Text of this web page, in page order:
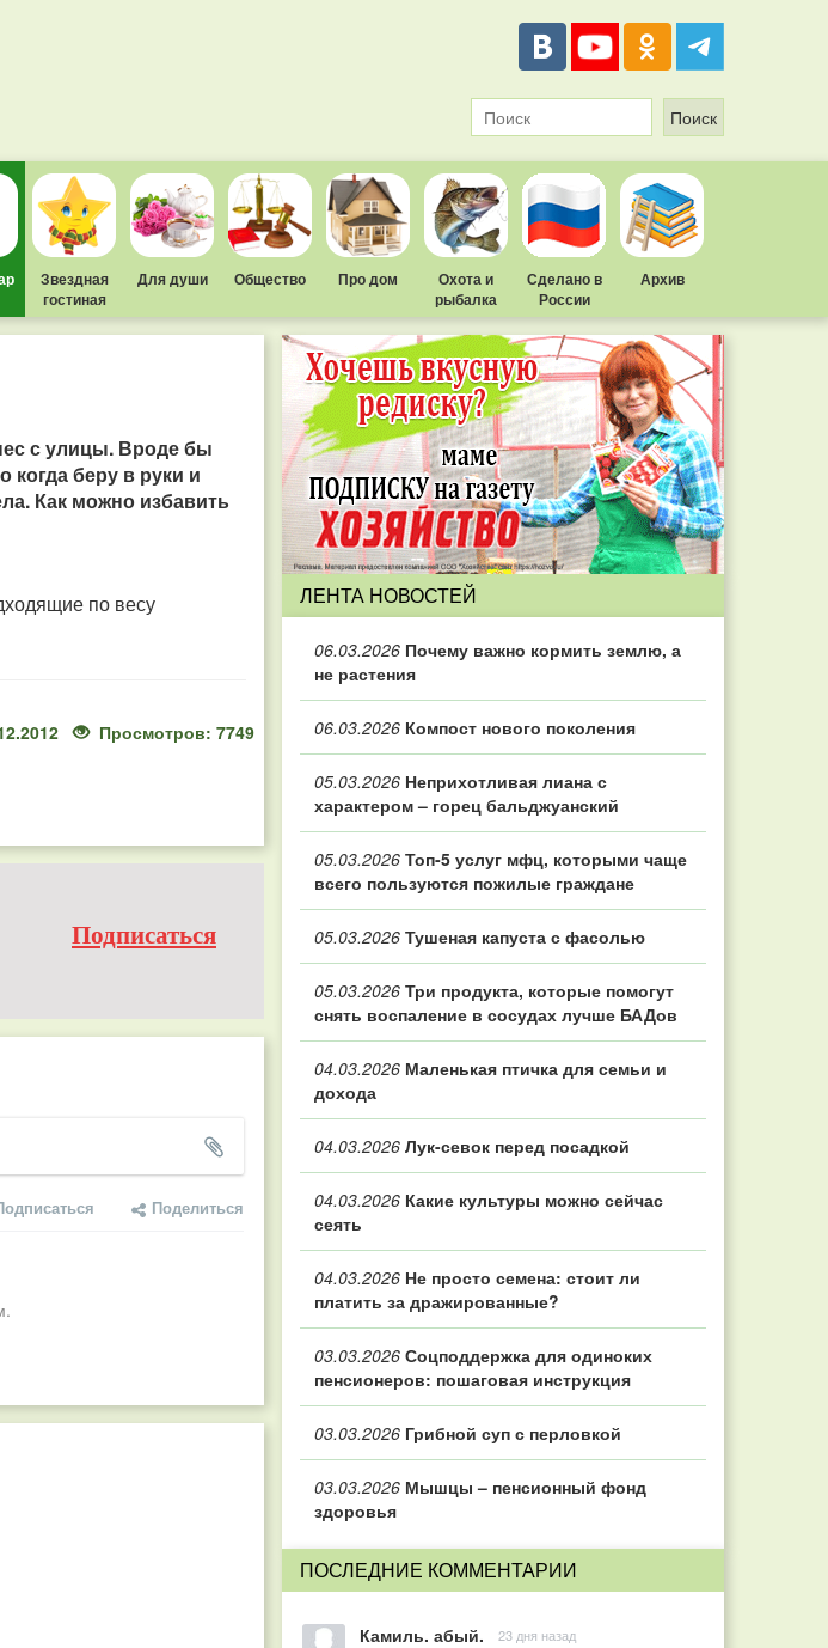
Звездная
гостиная
Для души Общество Про дом
Охота и
рыбалка
Сделано в
России
Архив
с улицы. Вроде бы
беру в руки и
Как можно избавить
по весу
Просмотров: 7749
Подписаться
Поделиться
ЛЕНТА НОВОСТЕЙ
06.03.2026 Почему важно кормить землю, а
не растения
06.03.2026 Компост нового поколения
05.03.2026 Неприхотливая лиана с
характером – горец бальджуанский
05.03.2026 Топ‑5 услуг мфц, которыми чаще
всего пользуются пожилые граждане
05.03.2026 Тушеная капуста с фасолью
05.03.2026 Три продукта, которые помогут
снять воспаление в сосудах лучше БАДов
04.03.2026 Маленькая птичка для семьи и
дохода
04.03.2026 Лук-севок перед посадкой
04.03.2026 Какие культуры можно сейчас
сеять
04.03.2026 Не просто семена: стоит ли
платить за дражированные?
03.03.2026 Соцподдержка для одиноких
пенсионеров: пошаговая инструкция
03.03.2026 Грибной суп с перловкой
03.03.2026 Мышцы – пенсионный фонд
здоровья
ПОСЛЕДНИЕ КОММЕНТАРИИ
Камиль. абый. 23 дня назад